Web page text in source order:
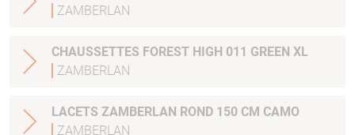
ZAMBERLAN
CHAUSSETTES FOREST HIGH 011 GREEN XL
ZAMBERLAN
LACETS ZAMBERLAN ROND 150 CM CAMO
ZAMBERLAN